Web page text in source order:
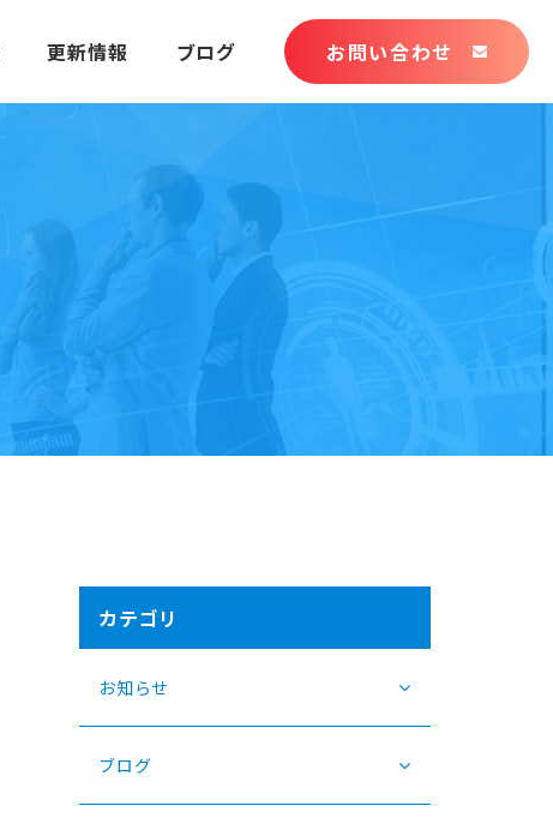
更新情報 ブログ お問い合わせ
カテゴリ
お知らせ
ブログ